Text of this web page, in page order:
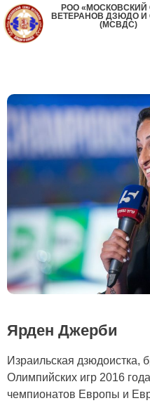
РОО
ВЕТЕРАНОВ ДЗЮДО И
(МСВДС)
Ярден Джерби
Израильская дзюдоистка,
Олимпийских игр 2016
чемпионатов Европы и